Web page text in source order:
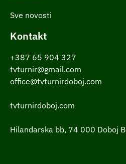
Sve novosti
Kontakt
+387 65 904 327
tvturnir@gmail.com
office@tvturnirdoboj.com
tvturnirdoboj.com
Hilandarska bb, 74 000 Doboj